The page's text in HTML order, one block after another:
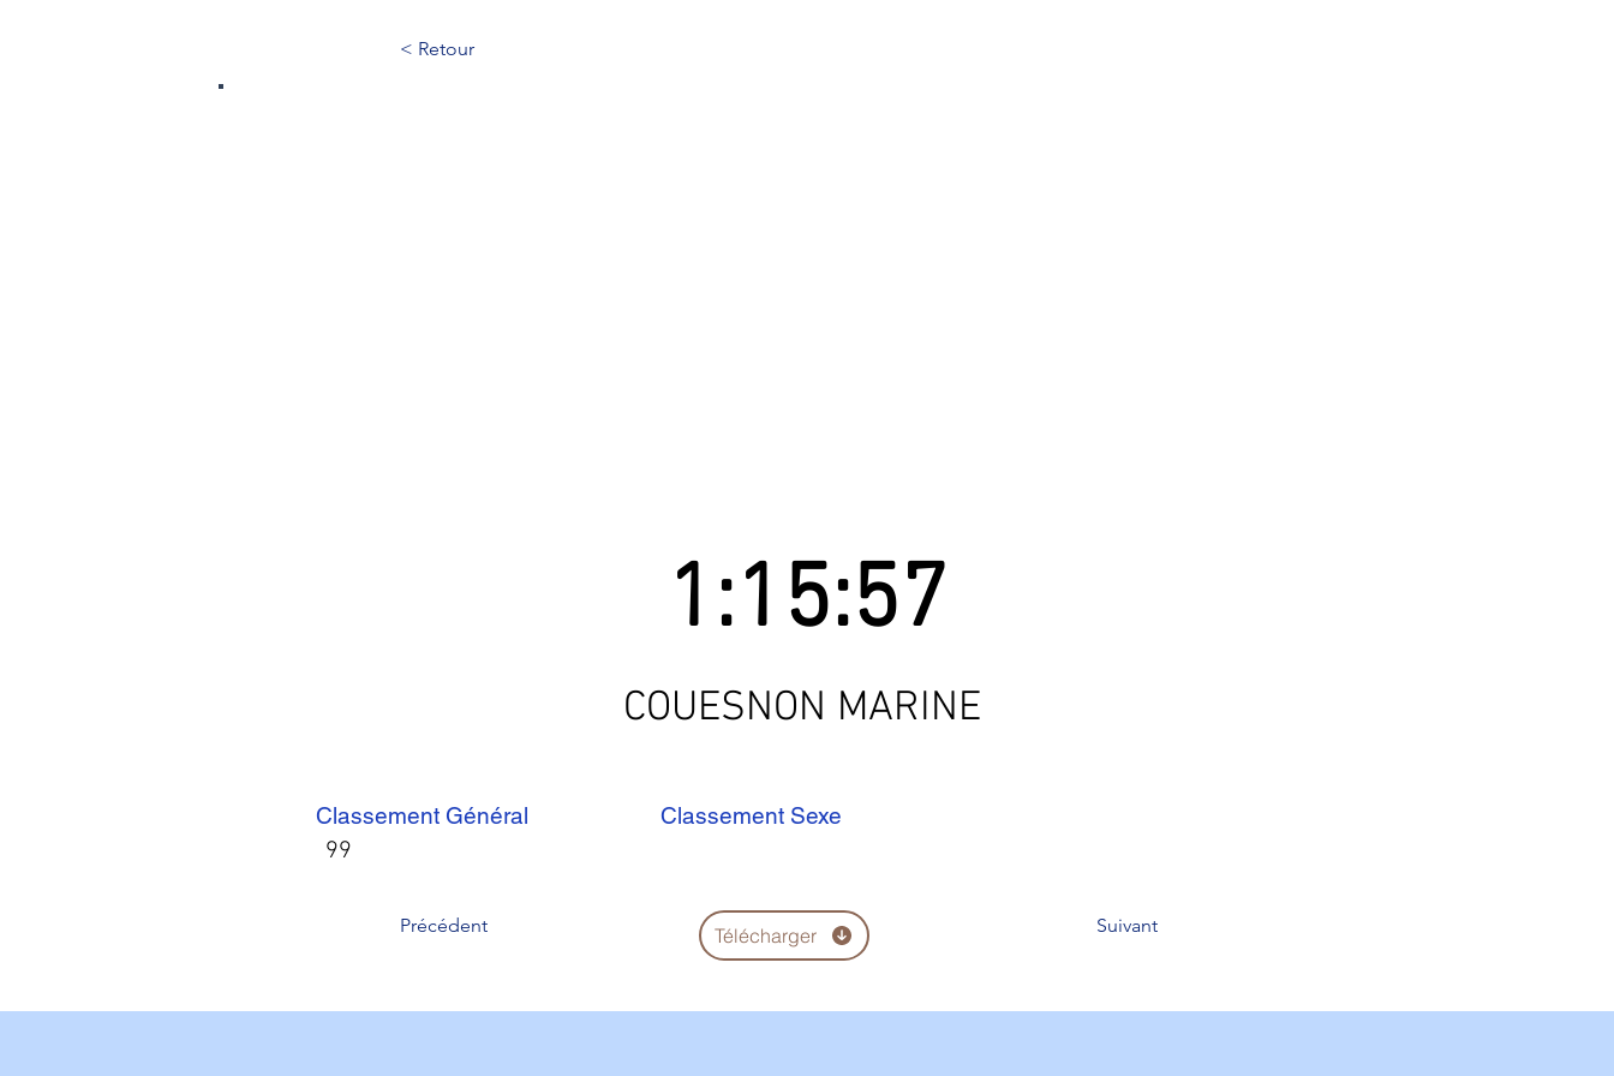
< Retour
COUESNON MARINE
1:15:57
99
Classement Général Classement Sexe
Précédent Télécharger Suivant